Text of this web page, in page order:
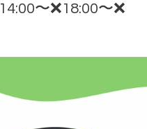
〜❌18:00〜❌